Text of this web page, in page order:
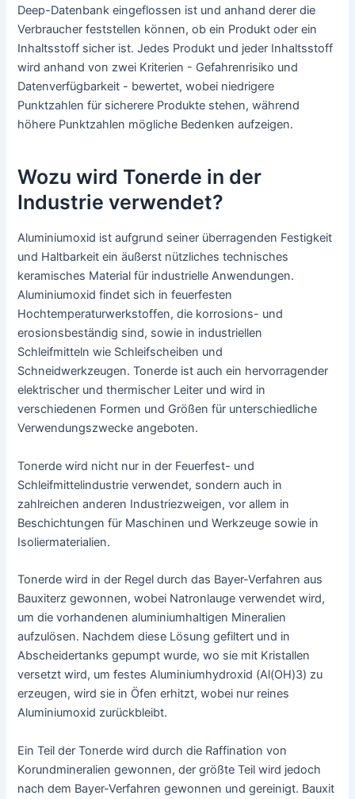
Deep-Datenbank eingeflossen ist und anhand derer die
Verbraucher feststellen können, ob ein Produkt oder ein
Inhaltsstoff sicher ist. Jedes Produkt und jeder Inhaltsstoff
wird anhand von zwei Kriterien - Gefahrenrisiko und
Datenverfügbarkeit - bewertet, wobei niedrigere
Punktzahlen für sicherere Produkte stehen, während
höhere Punktzahlen mögliche Bedenken aufzeigen.
Wozu wird Tonerde in der
Industrie verwendet?
Aluminiumoxid ist aufgrund seiner überragenden Festigkeit
und Haltbarkeit ein äußerst nützliches technisches
keramisches Material für industrielle Anwendungen.
Aluminiumoxid findet sich in feuerfesten
Hochtemperaturwerkstoffen, die korrosions- und
erosionsbeständig sind, sowie in industriellen
Schleifmitteln wie Schleifscheiben und
Schneidwerkzeugen. Tonerde ist auch ein hervorragender
elektrischer und thermischer Leiter und wird in
verschiedenen Formen und Größen für unterschiedliche
Verwendungszwecke angeboten.
Tonerde wird nicht nur in der Feuerfest- und
Schleifmittelindustrie verwendet, sondern auch in
zahlreichen anderen Industriezweigen, vor allem in
Beschichtungen für Maschinen und Werkzeuge sowie in
Isoliermaterialien.
Tonerde wird in der Regel durch das Bayer-Verfahren aus
Bauxiterz gewonnen, wobei Natronlauge verwendet wird,
um die vorhandenen aluminiumhaltigen Mineralien
aufzulösen. Nachdem diese Lösung gefiltert und in
Abscheidertanks gepumpt wurde, wo sie mit Kristallen
versetzt wird, um festes Aluminiumhydroxid (Al(OH)3) zu
erzeugen, wird sie in Öfen erhitzt, wobei nur reines
Aluminiumoxid zurückbleibt.
Ein Teil der Tonerde wird durch die Raffination von
Korundmineralien gewonnen, der größte Teil wird jedoch
nach dem Bayer-Verfahren gewonnen und gereinigt. Bauxit